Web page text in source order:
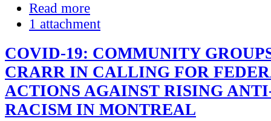
Read more
1 attachment
COVID-19: COMMUNITY
CRARR IN CALLING FOR
ACTIONS AGAINST RISING
RACISM IN MONTREAL